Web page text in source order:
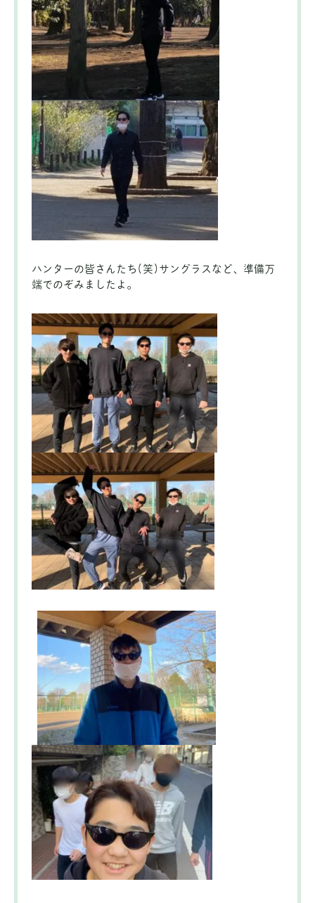
ハンターの皆さんたち(笑)サングラスなど、準備万
端でのぞみましたよ。